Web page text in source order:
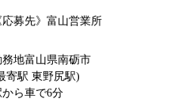
応募先》富山営業所
務地富山県南砺市
寄駅 東野尻駅)
から車で6分